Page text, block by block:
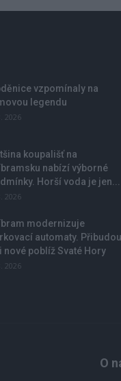
vzpomínaly na
legendu
2026
koupališť na
nabízí výborné
Horší voda je jen...
2026
modernizuje
automaty. Přibudou
nové poblíž Svaté Hory
2026
O